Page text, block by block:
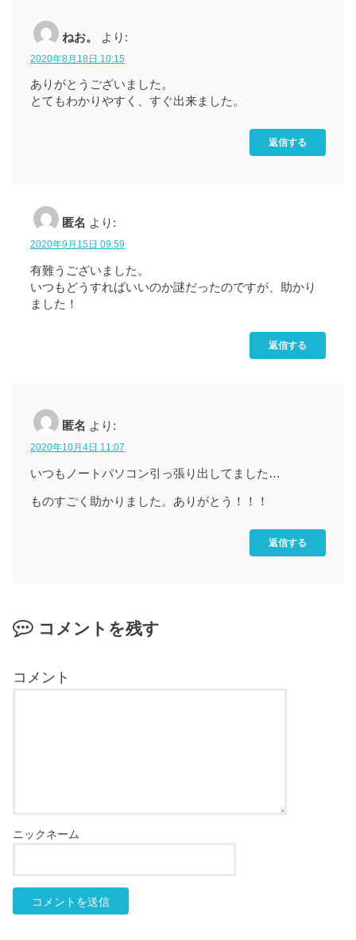
ねお。 より:
2020年8月18日 10:15
ありがとうございました。
とてもわかりやすく、すぐ出来ました。
返信する
匿名 より:
2020年9月15日 09:59
有難うございました。
いつもどうすればいいのか謎だったのですが、助かり
ました！
返信する
匿名 より:
2020年10月4日 11:07
いつもノートパソコン引っ張り出してました…
ものすごく助かりました。ありがとう！！！
返信する
コメントを残す